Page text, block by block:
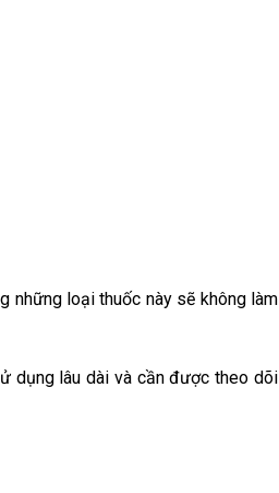
những loại thuốc này sẽ không làm
dụng lâu dài và cần được theo dõi